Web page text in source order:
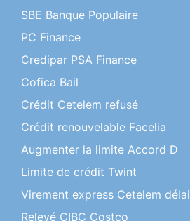
SBE Banque Populaire
PC Finance
Credipar PSA Finance
Cofica Bail
Crédit Cetelem refusé
Crédit renouvelable Facelia
Augmenter la limite Accord D
Limite de crédit Twint
Virement express Cetelem délai
Relevé CIBC Costco